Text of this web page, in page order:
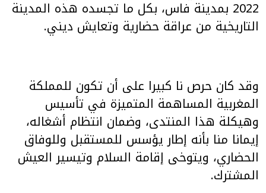
2022 بمدينة فاس، بكل ما تجسده هذه المدينة
التاريخية من عراقة حضارية وتعايش ديني.
وقد كان حرص نا كبيرا على أن تكون للمملكة
المغربية المساهمة المتميزة في تأسيس
وهيكلة هذا المنتدى، وضمان انتظام أشغاله،
إيمانا منا بأنه إطار يؤسس للمستقبل وللوفاق
الحضاري، ويتوخى إقامة السلام وتيسير العيش
المشترك.